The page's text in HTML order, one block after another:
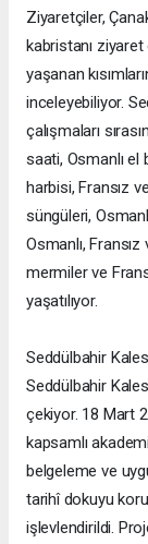
Ziyaretçiler,
kabristanı ziyaret
yaşanan
inceleyebiliyor.
çalışmaları
saati, Osmanlı
harbisi, Fransız
süngüleri,
Osmanlı,
mermiler ve
yaşatılıyor.
Seddülbahir
Seddülbahir
çekiyor. 18 Mart
kapsamlı
belgeleme ve
tarihî dokuyu
işlevlendirildi.